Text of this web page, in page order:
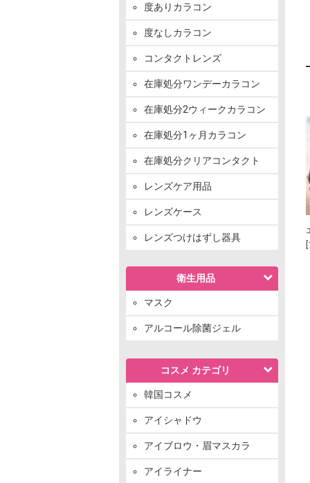
度ありカラコン
度なしカラコン
コンタクトレンズ
在庫処分ワンデーカラコン
在庫処分2ウィークカラコン
在庫処分1ヶ月カラコン
在庫処分クリアコンタクト
レンズケア用品
レンズケース
レンズつけはずし器具
衛生用品
マスク
アルコール除菌ジェル
コスメ カテゴリ
韓国コスメ
アイシャドウ
アイブロウ・眉マスカラ
アイライナー